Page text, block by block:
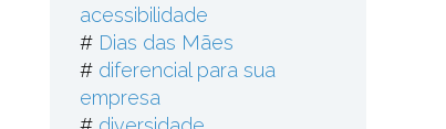
acessibilidade
# Dias das Mães
# diferencial para sua
empresa